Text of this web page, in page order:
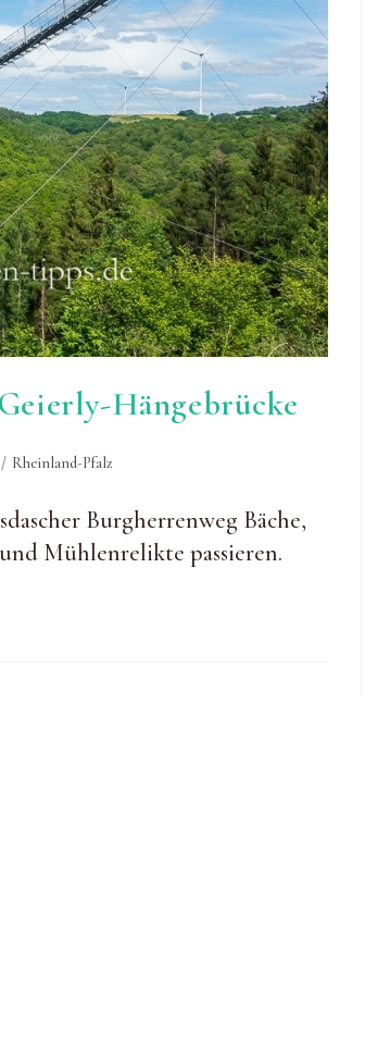
Hängebrücke
/ Rheinland-Pfalz
Burgherrenweg Bäche,
Mühlenrelikte passieren.